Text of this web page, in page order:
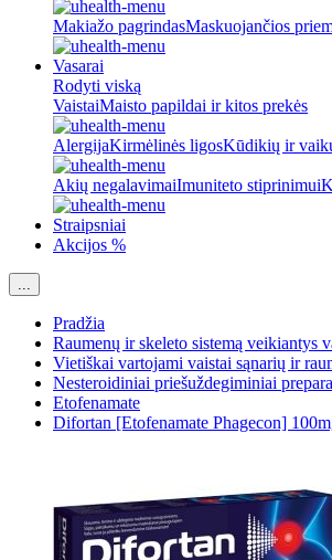
Makiažo pagrindasMaskuojančios
Vasarai
Rodyti viską
VaistaiMaisto papildai ir kitos prekės
AlergijaKirmėlinės ligosKūdikių ir
Akių negalavimaiImuniteto stiprinimui
Straipsniai
Akcijos %
...
Pradžia
Raumenų ir skeleto sistemą veikiantys
Vietiškai vartojami vaistai sąnarių ir
Nesteroidiniai priešuždegiminiai
Etofenamate
Difortan [Etofenamate Phagecon]